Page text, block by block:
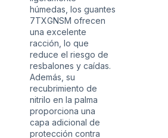
húmedas, los guantes
7TXGNSM ofrecen
una excelente
racción, lo que
reduce el riesgo de
resbalones y caídas.
Además, su
recubrimiento de
nitrilo en la palma
proporciona una
capa adicional de
protección contra